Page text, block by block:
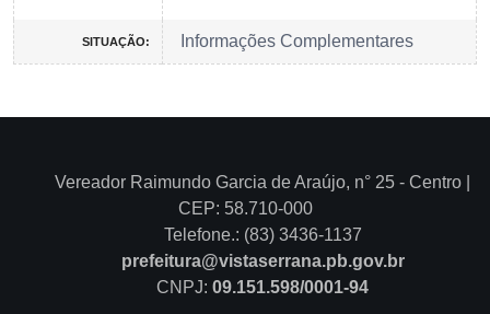
SITUAÇÃO: Informações Complementares
Vereador Raimundo Garcia de Araújo, n° 25 - Centro |
CEP: 58.710-000
Telefone.: (83) 3436-1137
prefeitura@vistaserrana.pb.gov.br
CNPJ: 09.151.598/0001-94